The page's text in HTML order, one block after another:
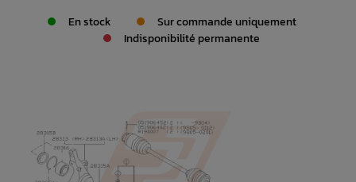
En stock
Sur commande uniquement
Indisponibilité permanente